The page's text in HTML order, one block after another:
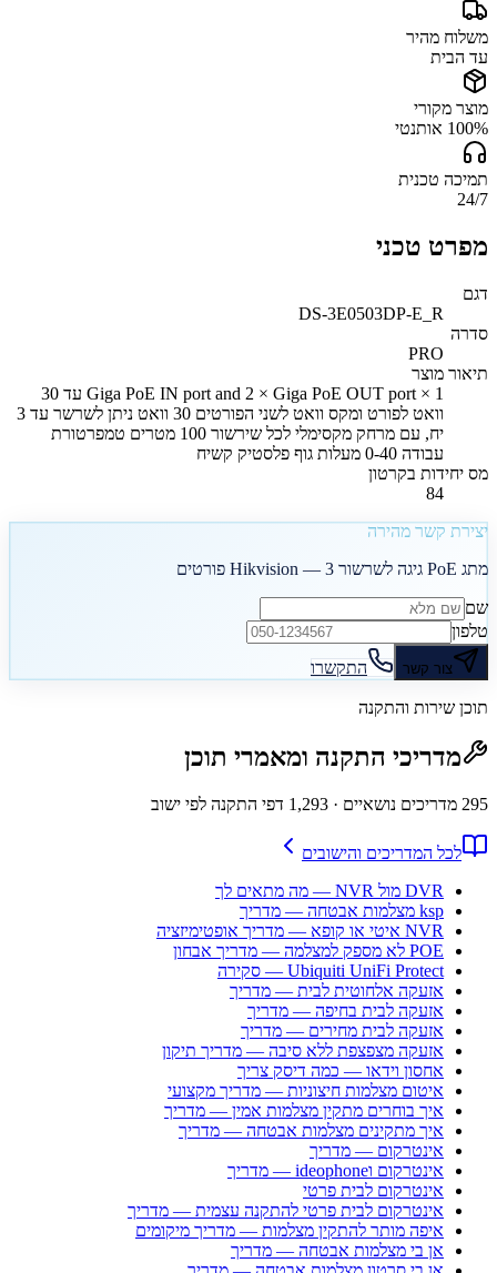
משלוח מהיר
עד הבית
מוצר מקורי
100% אותנטי
תמיכה טכנית
24/7
מפרט טכני
דגם
DS-3E0503DP-E_R
סדרה
PRO
תיאור מוצר
1 × Giga PoE IN port and 2 × Giga PoE OUT port עד 30
וואט לפורט ומקס וואט לשני הפורטים 30 וואט ניתן לשרשר עד 3
יח, עם מרחק מקסימלי לכל שירשור 100 מטרים טמפרטורת
עבודה 0-40 מעלות גוף פלסטיק קשיח
מס יחידות בקרטון
84
יצירת קשר מהירה
מתג PoE גיגה לשרשור Hikvision — 3 פורטים
שם
טלפון
צור קשר התקשרו
תוכן שירות והתקנה
מדריכי התקנה ומאמרי תוכן
295 מדריכים נושאיים · 1,293 דפי התקנה לפי ישוב
לכל המדריכים והישובים
DVR מול NVR — מה מתאים לך
ksp מצלמות אבטחה — מדריך
NVR איטי או קופא — מדריך אופטימיזציה
POE לא מספק למצלמה — מדריך אבחון
Ubiquiti UniFi Protect — סקירה
אזעקה אלחוטית לבית — מדריך
אזעקה לבית בחיפה — מדריך
אזעקה לבית מחירים — מדריך
אזעקה מצפצפת ללא סיבה — מדריך תיקון
אחסון וידאו — כמה דיסק צריך
איטום מצלמות חיצוניות — מדריך מקצועי
איך בוחרים מתקין מצלמות אמין — מדריך
איך מתקינים מצלמות אבטחה — מדריך
אינטרקום — מדריך
אינטרקום וideophone — מדריך
אינטרקום לבית פרטי
אינטרקום לבית פרטי להתקנה עצמית — מדריך
איפה מותר להתקין מצלמות — מדריך מיקומים
אן בי מצלמות אבטחה — מדריך